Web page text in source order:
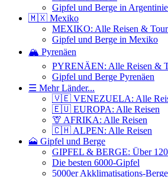
Gipfel und Berge in
🇲🇽 Mexiko
MEXIKO: Alle Reisen &
Gipfel und Berge in Mexiko
🏔️ Pyrenäen
PYRENÄEN: Alle Reisen &
Gipfel und Berge Pyrenäen
☰ Mehr Länder...
🇻🇪 VENEZUELA: Alle
🇪🇺 EUROPA: Alle Reisen
🦒 AFRIKA: Alle Reisen
🇨🇭 ALPEN: Alle Reisen
🗻 Gipfel und Berge
GIPFEL & BERGE: Über
Die besten 6000-Gipfel
5000er Akklimatisations-Berge